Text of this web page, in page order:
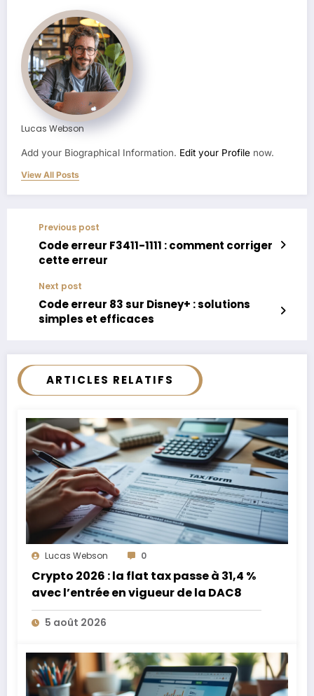
Lucas Webson
Add your Biographical Information. Edit your Profile now.
View All Posts
Previous post
Code erreur F3411-1111 : comment corriger
cette erreur
Next post
Code erreur 83 sur Disney+ : solutions
simples et efficaces
ARTICLES RELATIFS
Lucas Webson 0
Crypto 2026 : la flat tax passe à 31,4 %
avec l’entrée en vigueur de la DAC8
5 août 2026